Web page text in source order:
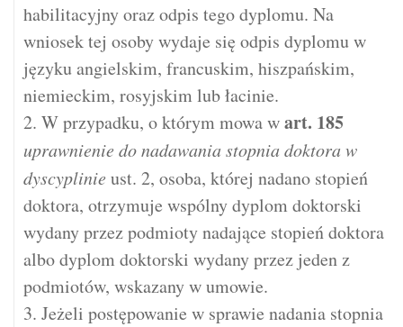
habilitacyjny oraz odpis tego dyplomu. Na
wniosek tej osoby wydaje się odpis dyplomu w
języku angielskim, francuskim, hiszpańskim,
niemieckim, rosyjskim lub łacinie.
2. W przypadku, o którym mowa wart. 185
uprawnienie do nadawania stopnia doktora w
dyscyplinie ust. 2, osoba, której nadano stopień
doktora, otrzymuje wspólny dyplom doktorski
wydany przez podmioty nadające stopień doktora
albo dyplom doktorski wydany przez jeden z
podmiotów, wskazany w umowie.
3. Jeżeli postępowanie w sprawie nadania stopnia